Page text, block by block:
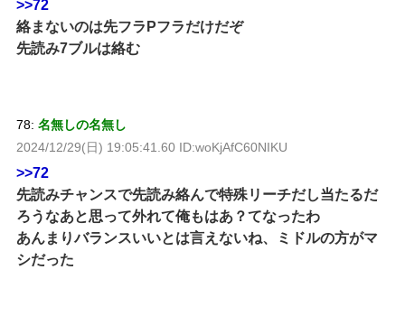
>>72
絡まないのは先フラPフラだけだぞ
先読み7ブルは絡む
78: 名無しの名無し
2024/12/29(日) 19:05:41.60 ID:woKjAfC60NIKU
>>72
先読みチャンスで先読み絡んで特殊リーチだし当たるだ
ろうなあと思って外れて俺もはあ？てなったわ
あんまりバランスいいとは言えないね、ミドルの方がマ
シだった